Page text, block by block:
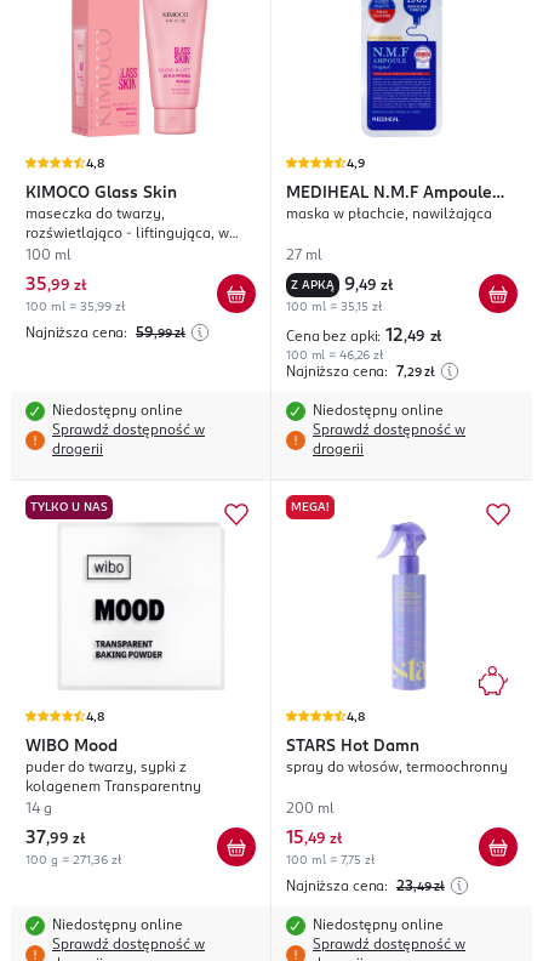
4,8
KIMOCO Glass Skin
maseczka do twarzy,
rozświetlająco - liftingująca, w
kremie,
100 ml
35,99 zł
100 ml = 35,99 zł
Najniższa cena: 59,99 zł
Niedostępny online
Sprawdź dostępność w
drogerii
4,9
MEDIHEAL N.M.F Ampoule
Original
maska w płachcie, nawilżająca
27 ml
Z APKĄ 9,49 zł
100 ml = 35,15 zł
Cena bez apki: 12,49 zł
100 ml = 46,26 zł
Najniższa cena: 7,29 zł
Niedostępny online
Sprawdź dostępność w
drogerii
TYLKO U NAS
4,8
WIBO Mood
puder do twarzy, sypki z
kolagenem Transparentny
14 g
37,99 zł
100 g = 271,36 zł
Niedostępny online
Sprawdź dostępność w
MEGA!
4,8
STARS Hot Damn
spray do włosów, termoochronny
200 ml
15,49 zł
100 ml = 7,75 zł
Najniższa cena: 23,49 zł
Niedostępny online
Sprawdź dostępność w